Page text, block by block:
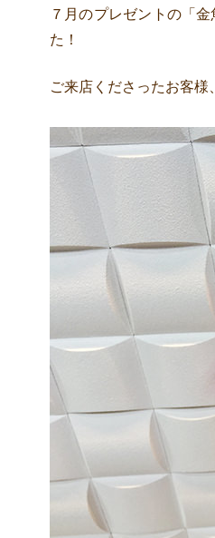
７月のプレゼントの「
た！
ご来店くださったお客